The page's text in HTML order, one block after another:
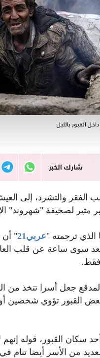
القبور بالليل
شارك الخبر
الفقر والتشرد، إلى
لصحيفة "شهروند"
ترجمته "عربي21
" أن
تبعد سوى ساعة عن قلب
فقط.
جعل أسرا تتخذ من
القبور تؤوي شخصين أو
سكان القبور، قوله
من الأسر أيضا تنام في